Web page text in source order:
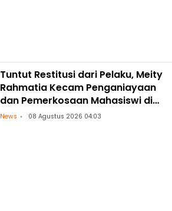
Tuntut Restitusi dari Pelaku, Meity
Rahmatia Kecam Penganiayaan
dan Pemerkosaan Mahasiswi di
Makassar
News 08 Agustus 2026 04:03